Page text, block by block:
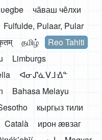
чӑваш чӗлхи
Fulfulde, Pulaar, Pular
தமிழ்
Reo Tahiti
Limburgs
ᐊᓂᔑᓈᐯᒧᐎᓐ
Bahasa Melayu
кыргыз тили
Català
ирон æвзаг